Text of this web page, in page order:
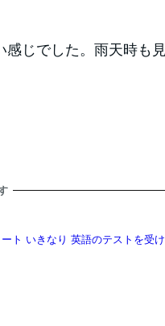
感じでした。雨天時も見
ト いきなり 英語のテストを受け